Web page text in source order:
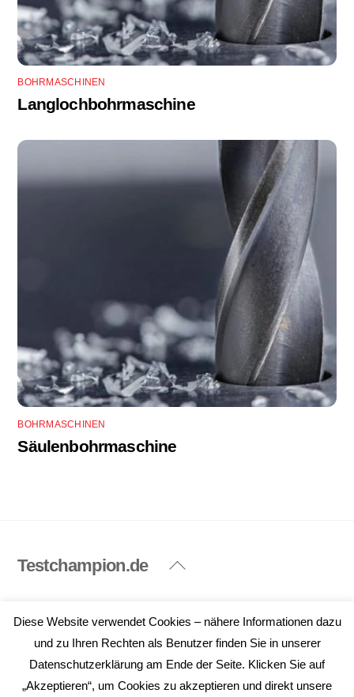
BOHRMASCHINEN
Langlochbohrmaschine
BOHRMASCHINEN
Säulenbohrmaschine
Back
Testchampion.de
Testchampion.de 2026
Diese Website verwendet Cookies – nähere Informationen dazu
und zu Ihren Rechten als Benutzer finden Sie in unserer
Datenschutzerklärung am Ende der Seite. Klicken Sie auf
„Akzeptieren“, um Cookies zu akzeptieren und direkt unsere